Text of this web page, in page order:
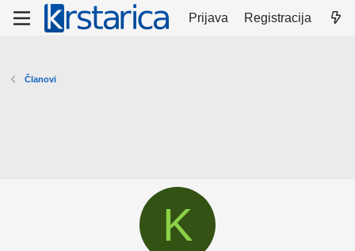
Prijava Registracija
Članovi
K